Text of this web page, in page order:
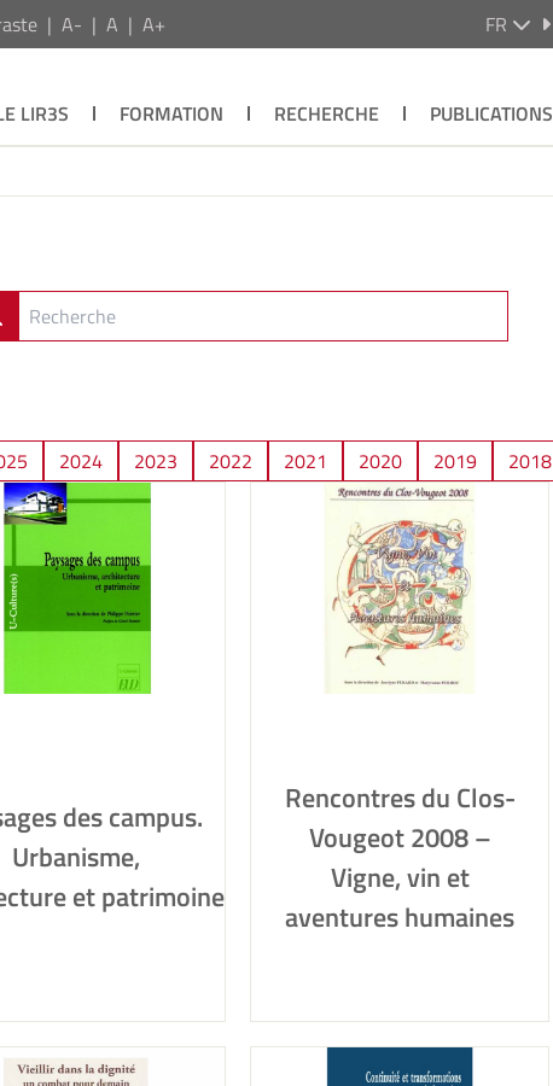
A- A A+ FR
LIR3S FORMATION RECHERCHE PUBLICATIONS
2024 2023 2022 2021 2020 2019 2018
des campus.
Urbanisme,
et patrimoine
Rencontres du Clos-
Vougeot 2008 –
Vigne, vin et
aventures humaines